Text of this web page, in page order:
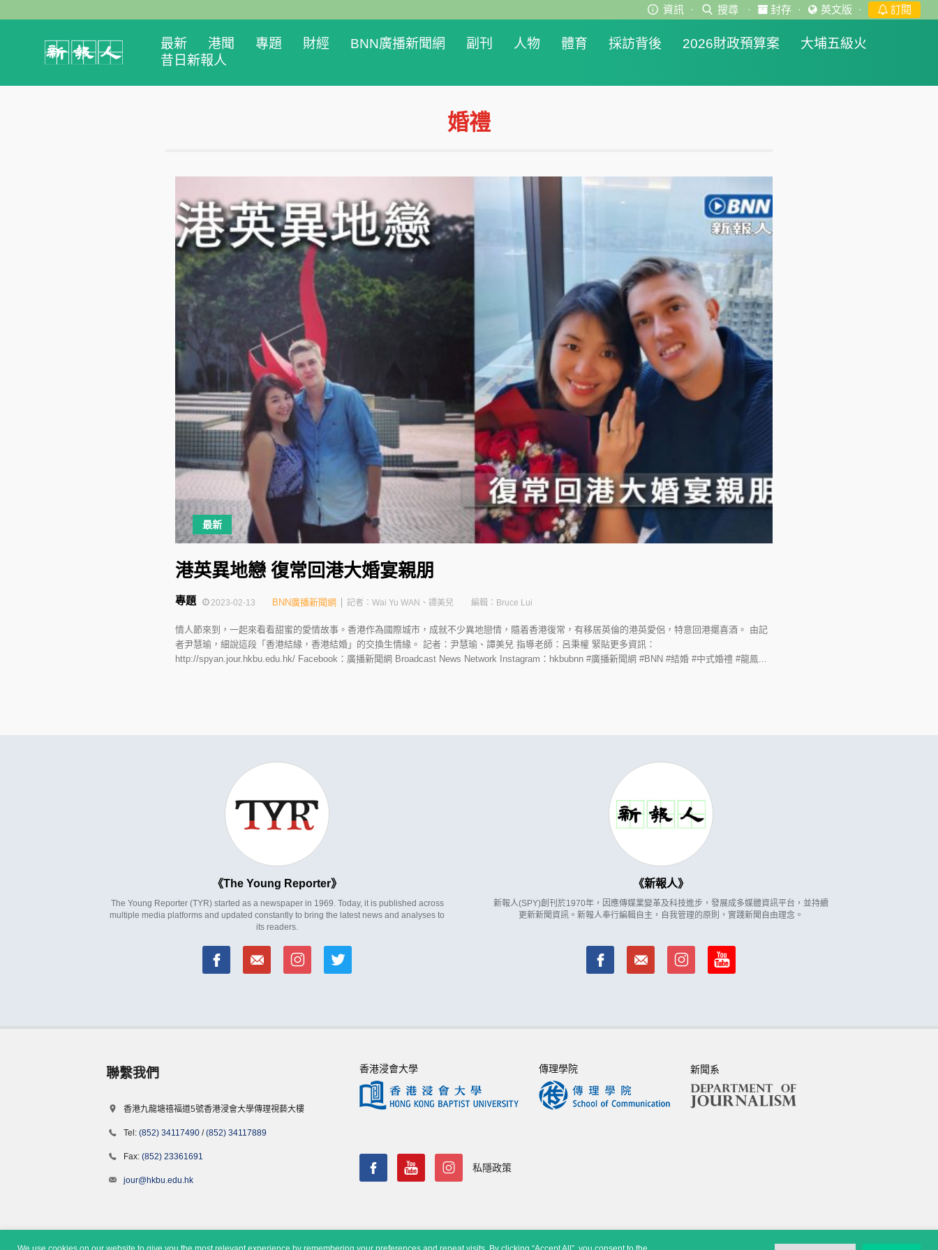
資訊 · 搜尋 · 封存 · 英文版 · 訂閱
最新 港聞 專題 財經 BNN廣播新聞網 副刊 人物 體育 採訪背後 2026財政預算案
大埔五級火
昔日新報人
婚禮
最新
港英異地戀 復常回港大婚宴親朋
2023-02-13
專題 BNN廣播新聞網 記者：Wai Yu WAN、譚美兒 編輯：Bruce Lui
情人節來到，一起來看看甜蜜的愛情故事。香港作為國際城市，成就不少異地戀情，隨着香港復常，有移居英倫的港英愛侶，特意回港擺喜酒。 由記
者尹慧瑜，細說這段「香港結緣，香港結婚」的交換生情緣。 記者：尹慧瑜、譚美兒 指導老師：呂秉權 緊貼更多資訊：
http://spyan.jour.hkbu.edu.hk/ Facebook：廣播新聞網 Broadcast News Network Instagram：hkbubnn #廣播新聞網 #BNN #結婚 #中式婚禮 #龍鳯...
The Young Reporter
The Young Reporter (TYR) started as a newspaper in 1969. Today, it is published across
multiple media platforms and updated constantly to bring the latest news and analyses to
its readers.
新報人
新報人(SPY)創刊於1970年，因應傳媒業變革及科技進步，發展成多媒體資訊平台，並持續
更新新聞資訊。新報人奉行編輯自主，自我管理的原則，實踐新聞自由理念。
聯繫我們
香港九龍塘禧福道5號香港浸會大學傳理視藝大樓
Tel: (852) 34117490 /(852) 34117889
Fax: (852) 23361691
jour@hkbu.edu.hk
香港浸會大學 傳理學院 新聞系
私隱政策